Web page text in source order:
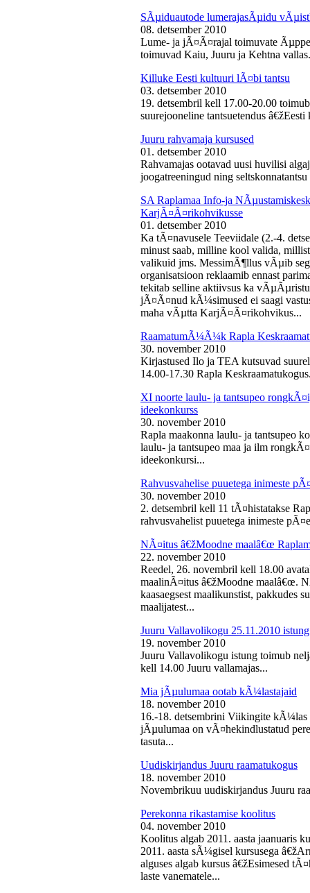
SÃµiduautode lumerajasÃµidu
08. detsember 2010
Lume- ja jÃ¤Ã¤rajal toimuvate
toimuvad Kaiu, Juuru ja Kehtna
Killuke Eesti kultuuri lÃ¤bi tantsu
03. detsember 2010
19. detsembril kell 17.00-20.00
suurejooneline tantsuetendus
Juuru rahvamaja kursused
01. detsember 2010
Rahvamajas ootavad uusi huvilisi
joogatreeningud ning seltskonnatantsu
SA Raplamaa Info-ja
KarjÃ¤Ã¤rikohvikusse
01. detsember 2010
Ka tÃ¤navusele Teeviidale (2.-4.
minust saab, milline kool valida,
valikuid jms. MessimÃ¶llus vÃµib
organisatsioon reklaamib ennast
tekitab selline aktiivsus ka
jÃ¤Ã¤nud kÃ¼simused ei saagi
maha vÃµtta KarjÃ¤Ã¤rikohvikus...
RaamatumÃ¼Ã¼k Rapla
30. november 2010
Kirjastused Ilo ja TEA kutsuvad
14.00-17.30 Rapla
XI noorte laulu- ja tantsupeo
ideekonkurss
30. november 2010
Rapla maakonna laulu- ja tantsupeo
laulu- ja tantsupeo maa ja ilm
ideekonkursi...
Rahvusvahelise puuetega inimeste
30. november 2010
2. detsembril kell 11 tÃ¤histatakse
rahvusvahelist puuetega inimeste
NÃ¤itus â€žMoodne maalâ€œ
22. november 2010
Reedel, 26. novembril kell 18.00
maalinÃ¤itus â€žMoodne maalâ€œ.
kaasaegsest maalikunstist, pakkudes
maalijatest...
Juuru Vallavolikogu 25.11.2010 istung
19. november 2010
Juuru Vallavolikogu istung toimub
kell 14.00 Juuru vallamajas...
Mia jÃµulumaa ootab kÃ¼lastajaid
18. november 2010
16.-18. detsembrini Viikingite
jÃµulumaa on vÃ¤hekindlustatud
tasuta...
Uudiskirjandus Juuru raamatukogus
18. november 2010
Novembrikuu uudiskirjandus Juuru
Perekonna rikastamise koolitus
04. november 2010
Koolitus algab 2011. aasta jaanuaris
2011. aasta sÃ¼gisel kursusega
alguses algab kursus â€žEsimesed
laste vanematele...